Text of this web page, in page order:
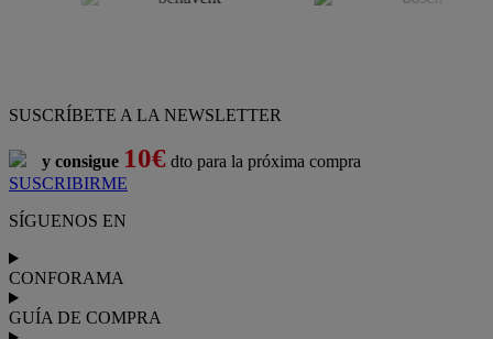
SUSCRÍBETE A LA NEWSLETTER
y consigue 10€ dto para la próxima compra
SUSCRIBIRME
SÍGUENOS EN
CONFORAMA
GUÍA DE COMPRA